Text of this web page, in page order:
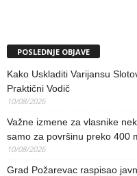
POSLEDNJE OBJAVE
Kako Uskladiti Varijansu
Praktični Vodič
10/08/2026
Važne izmene za vlasnike
samo za površinu preko 400
10/08/2026
Grad Požarevac raspisao